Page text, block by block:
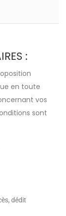
:
en toute
vos
sont
dédit